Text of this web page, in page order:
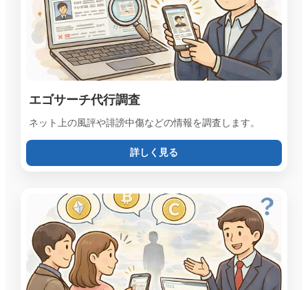
エゴサーチ代行調査
ネット上の風評や誹謗中傷などの情報を調査します。
詳しく見る